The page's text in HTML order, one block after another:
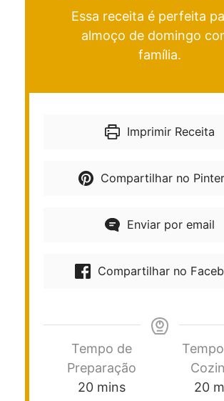
Essa receita é perfeita
almoço de domingo
família.
Imprimir Receita
Compartilhar no
Enviar por email
Compartilhar no
Tempo de
Preparação
20 mins
20